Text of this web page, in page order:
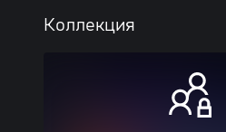
Коллекция